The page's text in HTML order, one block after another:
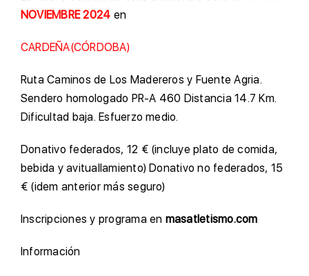
NOVIEMBRE 2024 en
CARDEÑA(CÓRDOBA)
Ruta Caminos de Los Madereros y Fuente Agria.
Sendero homologado PR-A 460 Distancia 14.7 Km.
Dificultad baja. Esfuerzo medio.
Donativo federados, 12 € (incluye plato de comida,
bebida y avituallamiento) Donativo no federados, 15
€ (idem anterior más seguro)
Inscripciones y programa en masatletismo.com
Información